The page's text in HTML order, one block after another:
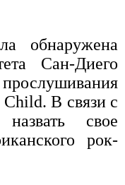
обнаружена
Сан-Диего
В связи с
свое
рок-